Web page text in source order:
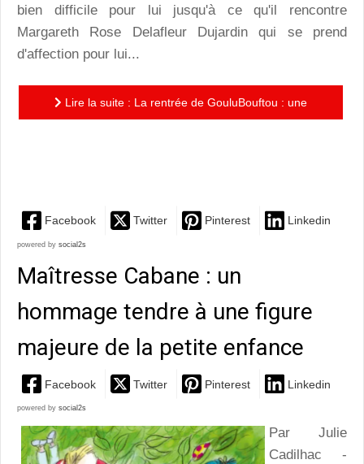
bien difficile pour lui jusqu'à ce qu'il rencontre
Margareth Rose Delafleur Dujardin qui se prend
d'affection pour lui...
Lire la suite : La rentrée de GouluBouftou : une
Facebook Twitter Pinterest Linkedin
powered by social2s
Maîtresse Cabane : un
hommage tendre à une figure
majeure de la petite enfance
Facebook Twitter Pinterest Linkedin
powered by social2s
Par Julie
Cadilhac -